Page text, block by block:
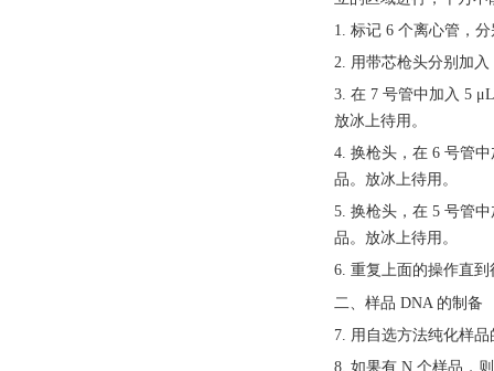
1. 标记 6 个离心管，
2. 用带芯枪头分别加
3. 在 7 号管中加入 5
放冰上待用。
4. 换枪头，在 6 号管
品。放冰上待用。
5. 换枪头，在 5 号管
品。放冰上待用。
6. 重复上面的操作直
二、样品 DNA 的制备
7. 用自选方法纯化样
8. 如果有 N 个样品，